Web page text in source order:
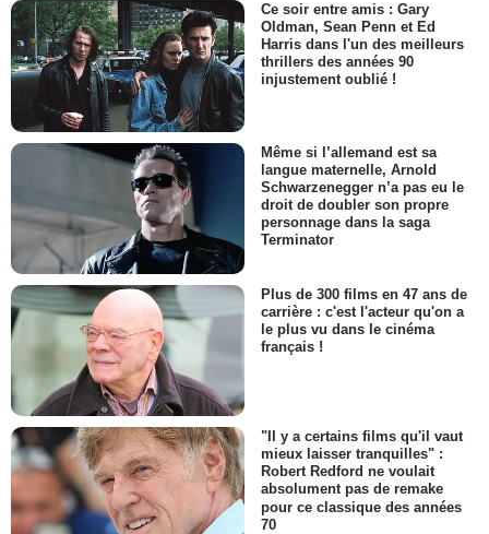
Ce soir entre amis : Gary
Oldman, Sean Penn et Ed
Harris dans l'un des meilleurs
thrillers des années 90
injustement oublié !
Même si l’allemand est sa
langue maternelle, Arnold
Schwarzenegger n’a pas eu le
droit de doubler son propre
personnage dans la saga
Terminator
Plus de 300 films en 47 ans de
carrière : c'est l'acteur qu'on a
le plus vu dans le cinéma
français !
"Il y a certains films qu'il vaut
mieux laisser tranquilles" :
Robert Redford ne voulait
absolument pas de remake
pour ce classique des années
70